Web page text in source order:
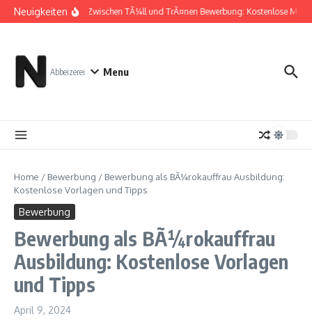
Zum Inhalt springen
Neuigkeiten Zwischen TÃ¼ll und TrÃ¤nen Bewerbung: Kostenlose
Abbeizerei Menu
Home / Bewerbung / Bewerbung als BÃ¼rokauffrau Ausbildung:
Kostenlose Vorlagen und Tipps
Bewerbung
Bewerbung als BÃ¼rokauffrau
Ausbildung: Kostenlose Vorlagen
und Tipps
April 9, 2024